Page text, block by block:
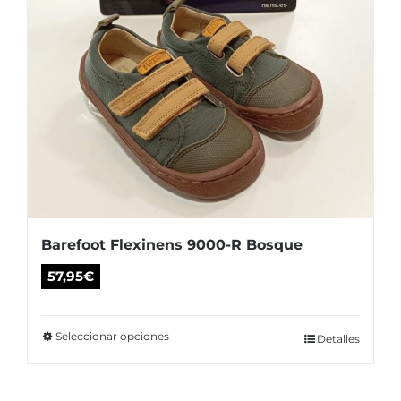
Barefoot Flexinens 9000-R Bosque
57,95€
Seleccionar opcionesEste
Detalles